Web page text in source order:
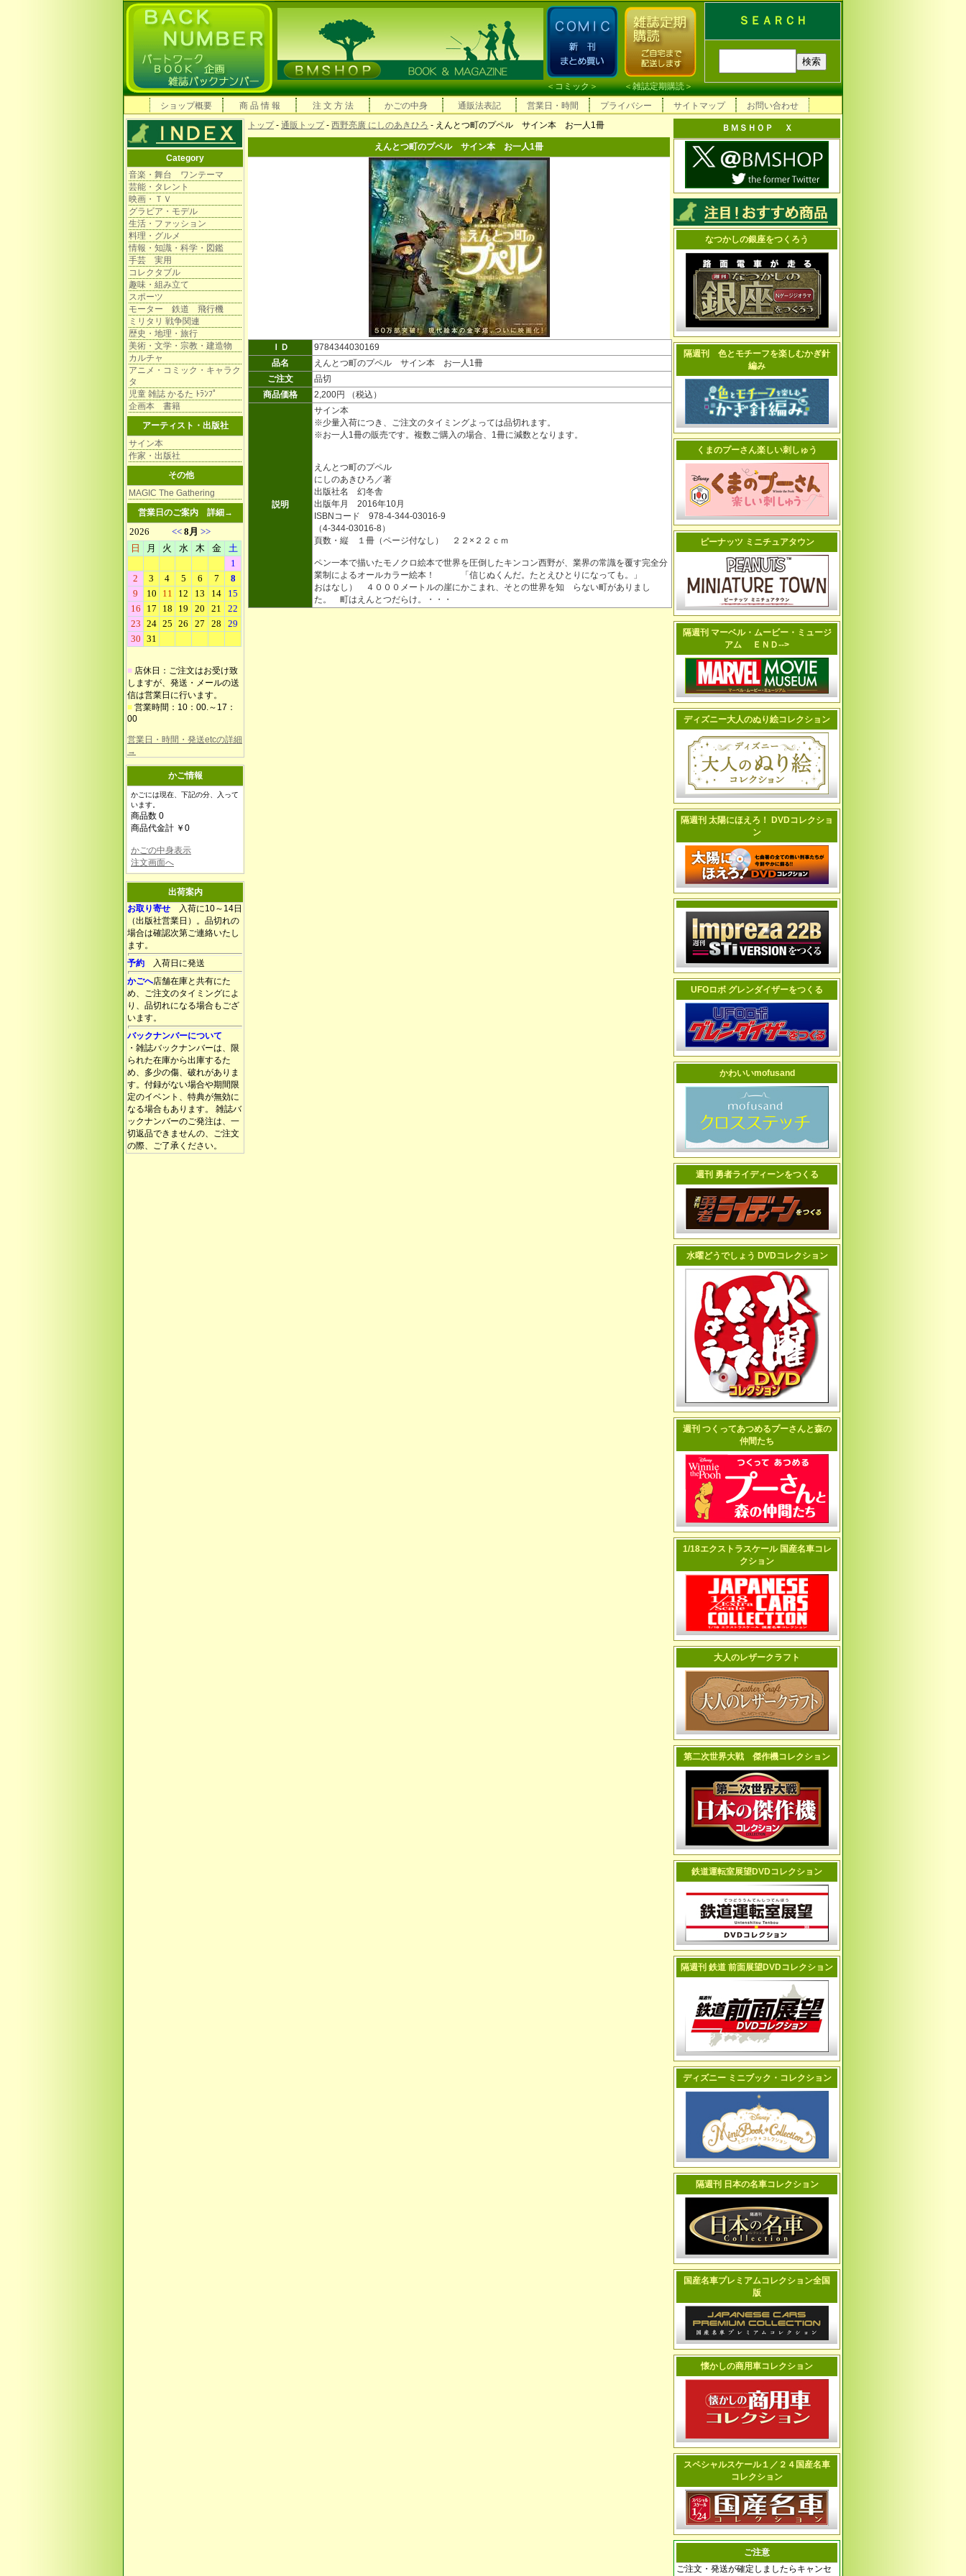
ＳＥＡＲＣＨ
＜コミック＞ ＜雑誌定期購読＞
ショップ概要
商 品 情 報 注 文 方 法 かごの中身 通販法表記 営業日・時間 プライバシー サイトマップ お問い合わせ
Category
音楽・舞台 ワンテーマ
芸能・タレント
映画・ＴＶ
グラビア・モデル
生活・ファッション
料理・グルメ
情報・知識・科学・図鑑
手芸 実用
コレクタブル
趣味・組み立て
スポーツ
モーター 鉄道 飛行機
ミリタリ 戦争関連
歴史・地理・旅行
美術・文学・宗教・建造物
カルチャ
アニメ・コミック・キャラク
タ
児童 雑誌 かるた ﾄﾗﾝﾌﾟ
企画本 書籍
アーティスト・出版社
サイン本
作家・出版社
その他
MAGIC The Gathering
営業日のご案内 詳細→
■ 店休日：ご注文はお受け致
しますが、発送・メールの送
信は営業日に行います。
■ 営業時間：10：00.～17：
00
営業日・時間・発送etcの詳細
→
かご情報
かごには現在、下記の分、入って
います。
商品数 0
商品代金計 ￥0
かごの中身表示
注文画面へ
出荷案内
お取り寄せ 入荷に10～14日
（出版社営業日）。品切れの
場合は確認次第ご連絡いたし
ます。
予約 入荷日に発送
かごへ店舗在庫と共有にた
め、ご注文のタイミングによ
り、品切れになる場合もござ
います。
バックナンバーについて
・雑誌バックナンバーは、限
られた在庫から出庫するた
め、多少の傷、破れがありま
す。付録がない場合や期間限
定のイベント、特典が無効に
なる場合もあります。 雑誌バ
ックナンバーのご発注は、一
切返品できませんの、ご注文
の際、ご了承ください。
トップ- 通販トップ- 西野亮廣 にしのあきひろ - えんとつ町のプペル サイン本 お一人1冊
えんとつ町のプペル サイン本 お一人1冊
ＩＤ
9784344030169
品名
えんとつ町のプペル サイン本 お一人1冊
ご注文
品切
商品価格
2,200円 （税込）
説明
サイン本
※少量入荷につき、ご注文のタイミングよっては品切れます。
※お一人1冊の販売です。複数ご購入の場合、1冊に減数となります。
えんとつ町のプペル
にしのあきひろ／著
出版社名 幻冬舎
出版年月 2016年10月
ISBNコード 978-4-344-03016-9
（4-344-03016-8）
頁数・縦 １冊（ページ付なし） ２２×２２ｃｍ
ペン一本で描いたモノクロ絵本で世界を圧倒したキンコン西野が、業界の常識を覆す完全分
業制によるオールカラー絵本！ 「信じぬくんだ。たとえひとりになっても。」
おはなし） ４０００メートルの崖にかこまれ、そとの世界を知 らない町がありまし
た。 町はえんとつだらけ。・・・
ＢＭＳＨＯＰ Ｘ
なつかしの銀座をつくろう
隔週刊 色とモチーフを楽しむかぎ針
編み
くまのプーさん楽しい刺しゅう
ピーナッツ ミニチュアタウン
隔週刊 マーベル・ムービー・ミュージ
アム ＥＮＤ-->
ディズニー大人のぬり絵コレクション
隔週刊 太陽にほえろ！ DVDコレクショ
ン
UFOロボ グレンダイザーをつくる
かわいいmofusand
週刊 勇者ライディーンをつくる
水曜どうでしょう DVDコレクション
週刊 つくってあつめるプーさんと森の
仲間たち
1/18エクストラスケール 国産名車コレ
クション
大人のレザークラフト
第二次世界大戦 傑作機コレクション
鉄道運転室展望DVDコレクション
隔週刊 鉄道 前面展望DVDコレクション
ディズニー ミニブック・コレクション
隔週刊 日本の名車コレクション
国産名車プレミアムコレクション全国
版
懐かしの商用車コレクション
スペシャルスケール１／２４国産名車
コレクション
ご注意
ご注文・発送が確定しましたらキャンセ